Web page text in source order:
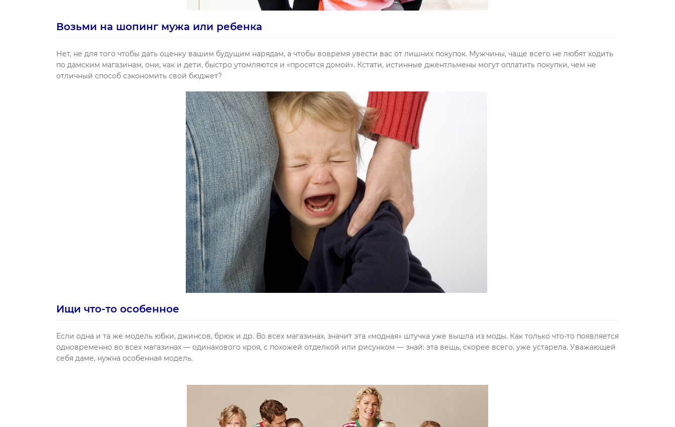
Возьми на шопинг мужа или ребенка
Нет, не для того чтобы дать оценку вашим будущим нарядам, а чтобы вовремя увести вас от лишних покупок. Мужчины, чаще всего не любят ходить
по дамским магазинам, они, как и дети, быстро утомляются и «просятся домой». Кстати, истинные джентльмены могут оплатить покупки, чем не
отличный способ сэкономить свой бюджет?
Ищи что-то особенное
Если одна и та же модель юбки, джинсов, брюк и др. Во всех магазинах, значит эта «модная» штучка уже вышла из моды. Как только что-то появляется
одновременно во всех магазинах — одинакового кроя, с похожей отделкой или рисунком — знай: эта вещь, скорее всего, уже устарела. Уважающей
себя даме, нужна особенная модель.